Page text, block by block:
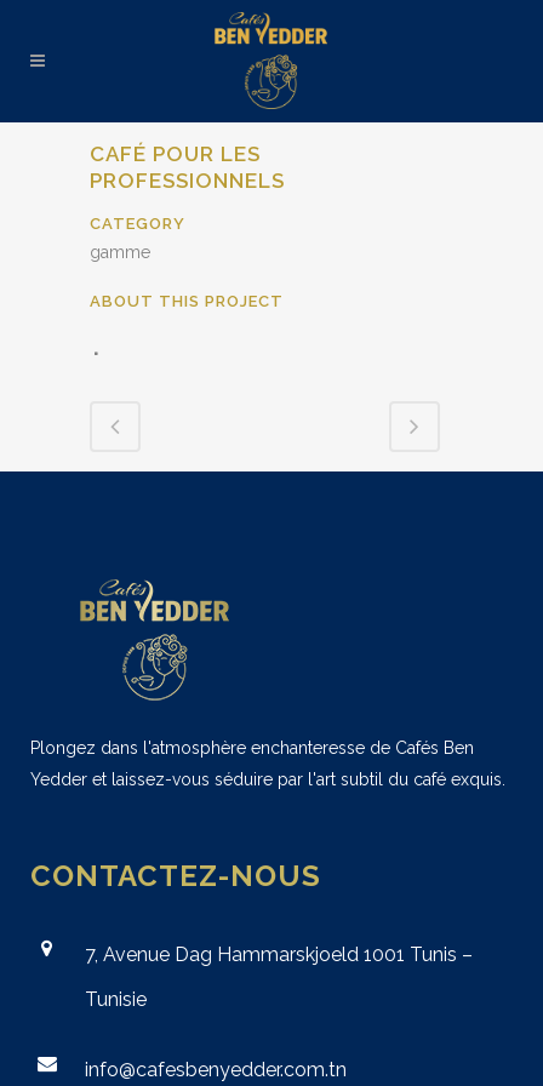
CAFÉ POUR LES
PROFESSIONNELS
CATEGORY
gamme
ABOUT THIS PROJECT
Plongez dans l'atmosphère enchanteresse de Cafés Ben
Yedder et laissez-vous séduire par l'art subtil du café exquis.
CONTACTEZ-NOUS
7, Avenue Dag Hammarskjoeld 1001 Tunis –
Tunisie
info@cafesbenyedder.com.tn